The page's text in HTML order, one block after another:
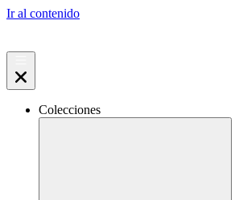
Ir al contenido
Colecciones